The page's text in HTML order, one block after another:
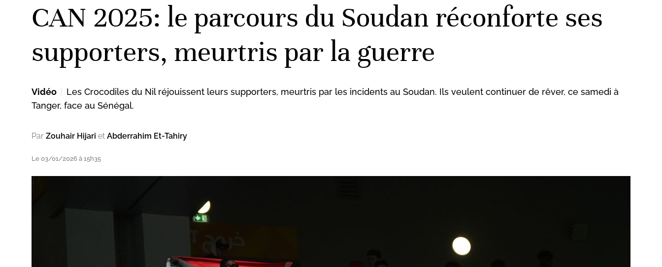
de l'UEFACAN 2025: le parcours du Soudan réconforte ses
supporters, meurtris par la guerre
Vidéo
Les Crocodiles du Nil réjouissent leurs supporters, meurtris par les incidents au Soudan. Ils veulent continuer de rêver, ce samedi à
Tanger, face au Sénégal.
Par Zouhair Hijari et Abderrahim Et-Tahiry
Le 03/01/2026 à 15h35